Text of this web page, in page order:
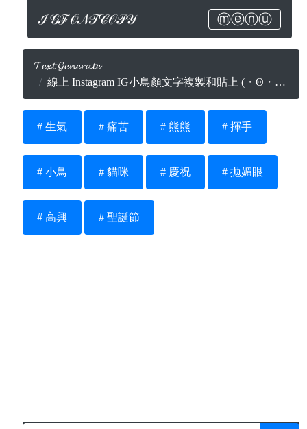
ℐ𝒢ℱ𝒪𝒩𝒯𝒞𝒪𝒫𝒴 ⓜⓔⓝⓤ
𝓣𝓮𝔁𝓽 𝓖𝓮𝓷𝓮𝓻𝓪𝓽𝓮
線上 Instagram IG小鳥顏文字複製和貼上 (・Θ・) (￣Θ￣)
# 生氣 # 痛苦 # 熊熊 # 揮手
# 小鳥 # 貓咪 # 慶祝 # 拋媚眼
# 高興 # 聖誕節